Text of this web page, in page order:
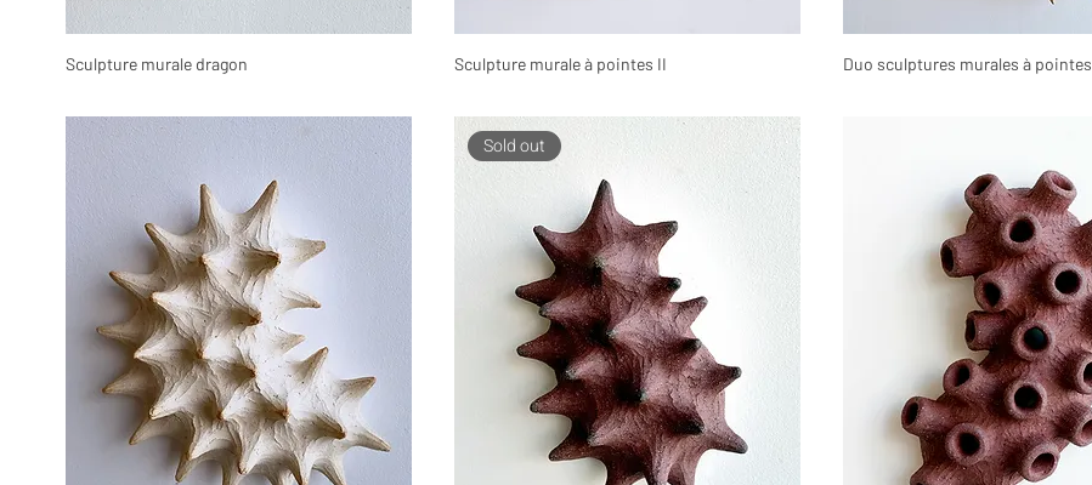
Sculpture murale dragon Sculpture murale à pointes II Duo sculptures murales à pointes
Sold out